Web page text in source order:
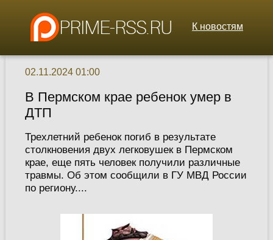
К новостям
02.11.2024 01:00
В Пермском крае ребенок умер в
ДТП
Трехлетний ребенок погиб в результате
столкновения двух легковушек в Пермском
крае, еще пять человек получили различные
травмы. Об этом сообщили в ГУ МВД России
по региону....